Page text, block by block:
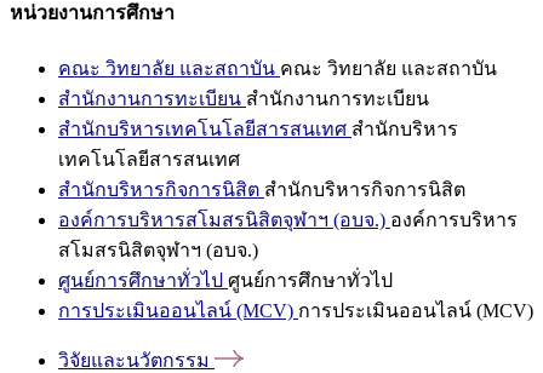
หน่วยงานการศึกษา
คณะ วิทยาลัย และสถาบัน คณะ วิทยาลัย และสถาบัน
สำนักงานการทะเบียน สำนักงานการทะเบียน
สำนักบริหารเทคโนโลยีสารสนเทศ สำนักบริหาร
เทคโนโลยีสารสนเทศ
สำนักบริหารกิจการนิสิต สำนักบริหารกิจการนิสิต
องค์การบริหารสโมสรนิสิตจุฬาฯ (อบจ.) องค์การบริหาร
สโมสรนิสิตจุฬาฯ (อบจ.)
ศูนย์การศึกษาทั่วไป ศูนย์การศึกษาทั่วไป
การประเมินออนไลน์ (MCV) การประเมินออนไลน์ (MCV)
วิจัยและนวัตกรรม